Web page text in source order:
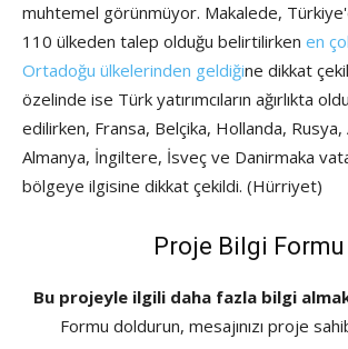
muhtemel görünmüyor. Makalede,
110 ülkeden talep olduğu belirtilirken en
Ortadoğu ülkelerinden geldiğine dikkat
özelinde ise Türk yatırımcıların ağırlıkta
edilirken, Fransa, Belçika, Hollanda,
Almanya, İngiltere, İsveç ve Danirmaka
bölgeye ilgisine dikkat çekildi. (Hürriyet)
Proje Bilgi Formu
Bu projeyle ilgili daha fazla bilgi
Formu doldurun, mesajınızı proje